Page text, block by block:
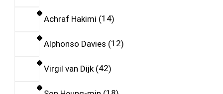
Achraf Hakimi 14
Alphonso Davies 12
Virgil van Dijk 42